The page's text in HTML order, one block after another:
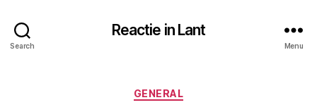
Search
Reactie in Lant
Menu
Categories
GENERAL